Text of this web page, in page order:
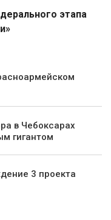
этапа
в Чебоксарах
гигантом
3 проекта